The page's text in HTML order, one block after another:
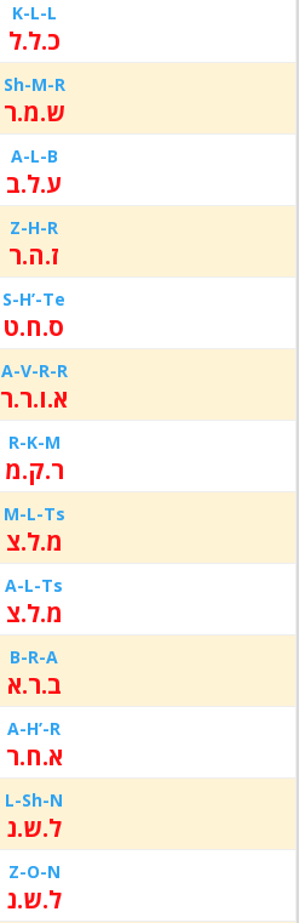
K-L-L
כ.ל.ל
Sh-M-R
ש.מ.ר
A-L-B
ע.ל.ב
Z-H-R
ז.ה.ר
S-H’-Te
ס.ח.ט
A-V-R-R
א.ו.ר.ר
R-K-M
ר.ק.מ
M-L-Ts
מ.ל.צ
A-L-Ts
מ.ל.צ
B-R-A
ב.ר.א
A-H’-R
א.ח.ר
L-Sh-N
ל.ש.נ
Z-O-N
ל.ש.נ